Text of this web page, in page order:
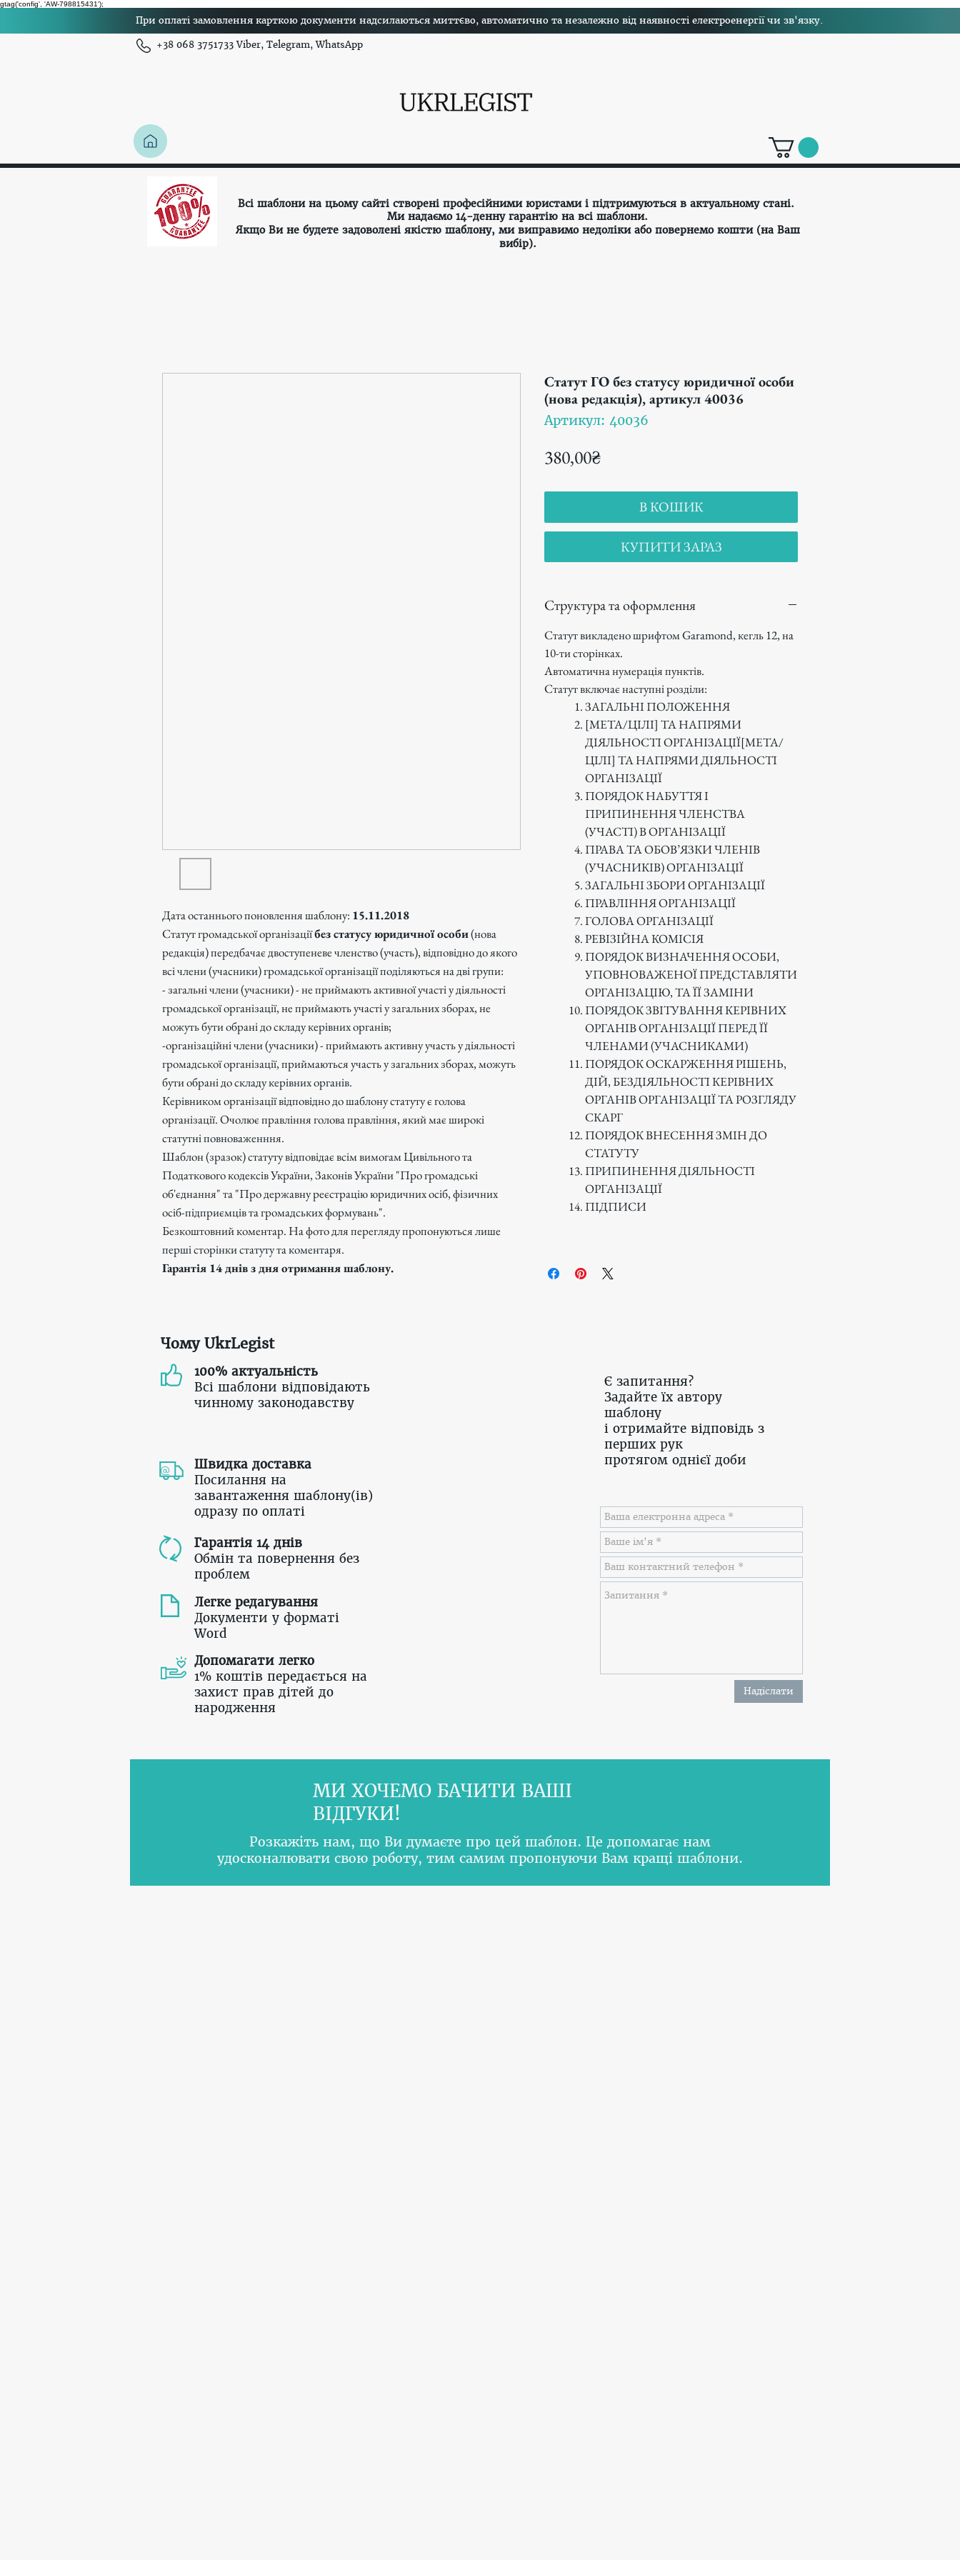
gtag('config', 'AW-798815431');
При оплаті замовлення карткою документи надсилаються миттєво, автоматично та незалежно від наявності електроенергії чи зв'язку.
+38 068 3751733 Viber, Telegram, WhatsApp
Всі шаблони на цьому сайті створені професійними юристами і підтримуються в актуальному стані.
Ми надаємо 14-денну гарантію на всі шаблони.
Якщо Ви не будете задоволені якістю шаблону, ми виправимо недоліки або повернемо кошти (на Ваш
вибір).
Дата останнього поновлення шаблону: 15.11.2018
Статут громадської організаціїбез статусу юридичної особи(нова
редакція) передбачає двоступеневе членство (участь), відповідно до якого
всі члени (учасники) громадської організації поділяються на дві групи:
- загальні члени (учасники) - не приймають активної участі у діяльності
громадської організації, не приймають участі у загальних зборах, не
можуть бути обрані до складу керівних органів;
-організаційні члени (учасники) - приймають активну участь у діяльності
громадської організації, приймаються участь у загальних зборах, можуть
бути обрані до складу керівних органів.
Керівником організації відповідно до шаблону статуту є голова
організації. Очолює правління голова правління, який має широкі
статутні повноваженння.
Шаблон (зразок) статуту відповідає всім вимогам Цивільного та
Податкового кодексів України, Законів України "Про громадські
об'єднання" та "Про державну реєстрацію юридичних осіб, фізичних
осіб-підприємців та громадських формувань".
Безкоштовний коментар. На фото для перегляду пропонуються лише
перші сторінки статуту та коментаря.
Гарантія 14 днів з дня отримання шаблону.
Статут ГО без статусу юридичної особи
(нова редакція), артикул 40036
Артикул: 40036
380,00₴Цена
В КОШИК
КУПИТИ ЗАРАЗ
Структура та оформлення
Статут викладено шрифтом Garamond, кегль 12, на
10-ти сторінках.
Автоматична нумерація пунктів.
Статут включає наступні розділи:
ЗАГАЛЬНІ ПОЛОЖЕННЯ
[МЕТА/ЦІЛІ] ТА НАПРЯМИ
ДІЯЛЬНОСТІ ОРГАНІЗАЦІЇ[МЕТА/
ЦІЛІ] ТА НАПРЯМИ ДІЯЛЬНОСТІ
ОРГАНІЗАЦІЇ
ПОРЯДОК НАБУТТЯ І
ПРИПИНЕННЯ ЧЛЕНСТВА
(УЧАСТІ) В ОРГАНІЗАЦІЇ
ПРАВА ТА ОБОВ’ЯЗКИ ЧЛЕНІВ
(УЧАСНИКІВ) ОРГАНІЗАЦІЇ
ЗАГАЛЬНІ ЗБОРИ ОРГАНІЗАЦІЇ
ПРАВЛІННЯ ОРГАНІЗАЦІЇ
ГОЛОВА ОРГАНІЗАЦІЇ
РЕВІЗІЙНА КОМІСІЯ
ПОРЯДОК ВИЗНАЧЕННЯ ОСОБИ,
УПОВНОВАЖЕНОЇ ПРЕДСТАВЛЯТИ
ОРГАНІЗАЦІЮ, ТА ЇЇ ЗАМІНИ
ПОРЯДОК ЗВІТУВАННЯ КЕРІВНИХ
ОРГАНІВ ОРГАНІЗАЦІЇ ПЕРЕД ЇЇ
ЧЛЕНАМИ (УЧАСНИКАМИ)
ПОРЯДОК ОСКАРЖЕННЯ РІШЕНЬ,
ДІЙ, БЕЗДІЯЛЬНОСТІ КЕРІВНИХ
ОРГАНІВ ОРГАНІЗАЦІЇ ТА РОЗГЛЯДУ
СКАРГ
ПОРЯДОК ВНЕСЕННЯ ЗМІН ДО
СТАТУТУ
ПРИПИНЕННЯ ДІЯЛЬНОСТІ
ОРГАНІЗАЦІЇ
ПІДПИСИ
Чому UkrLegist
100% актуальність
Всі шаблони відповідають
чинному законодавству
Швидка доставка
Посилання на
завантаження шаблону(ів)
одразу по оплаті
Гарантія 14 днів
Обмін та повернення без
проблем
Легке редагування
Документи у форматі
Word
Допомагати легко
1% коштів передається на
захист прав дітей до
народження
Є запитання?
Задайте їх автору
шаблону
і отримайте відповідь з
перших рук
протягом однієї доби
Надіслати
МИ ХОЧЕМО БАЧИТИ ВАШІ
ВІДГУКИ!
Розкажіть нам, що Ви думаєте про цей шаблон. Це допомагає нам
удосконалювати свою роботу, тим самим пропонуючи Вам кращі шаблони.